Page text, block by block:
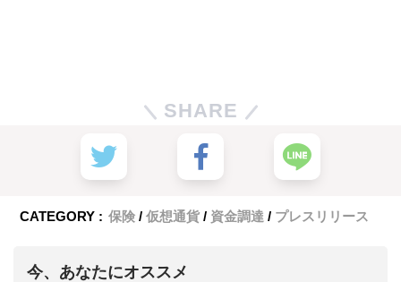
SHARE
CATEGORY : 保険 仮想通貨 資金調達 プレスリリース
今、あなたにオススメ